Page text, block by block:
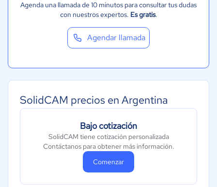
Agenda una llamada de 10 minutos para consultar tus dudas
con nuestros expertos. Es gratis.
Agendar llamada
SolidCAM precios en Argentina
Bajo cotización
SolidCAM tiene cotización personalizada
Contáctanos para obtener más información.
Comenzar